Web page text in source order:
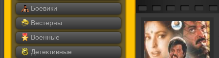
Боевики
Вестерны
Военные
Детективные